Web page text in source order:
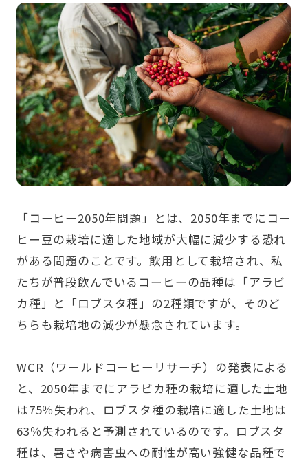
「コーヒー2050年問題」とは、2050年までにコー
ヒー豆の栽培に適した地域が大幅に減少する恐れ
がある問題のことです。飲用として栽培され、私
たちが普段飲んでいるコーヒーの品種は「アラビ
カ種」と「ロブスタ種」の2種類ですが、そのど
ちらも栽培地の減少が懸念されています。
WCR（ワールドコーヒーリサーチ）の発表による
と、2050年までにアラビカ種の栽培に適した土地
は75％失われ、ロブスタ種の栽培に適した土地は
63％失われると予測されているのです。ロブスタ
種は、暑さや病害虫への耐性が高い強健な品種で